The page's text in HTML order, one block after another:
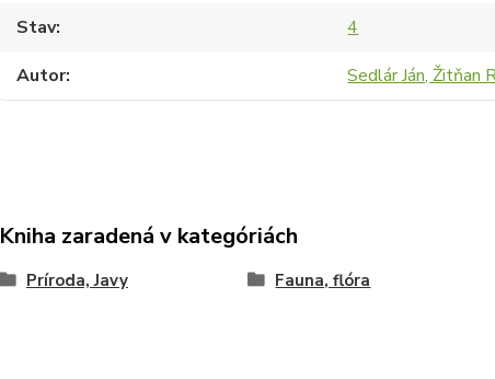
Stav
4
Autor
Sedlár Ján, Žitňan
Kniha zaradená v kategóriách
Príroda, Javy Fauna, flóra